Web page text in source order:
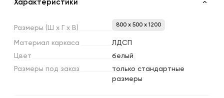
Характеристики
Размеры (Ш х х В) 800 x 500 x 1200
Материал каркаса
ЛДСП
Цвет
белый
Размеры под заказ
только стандартные
размеры